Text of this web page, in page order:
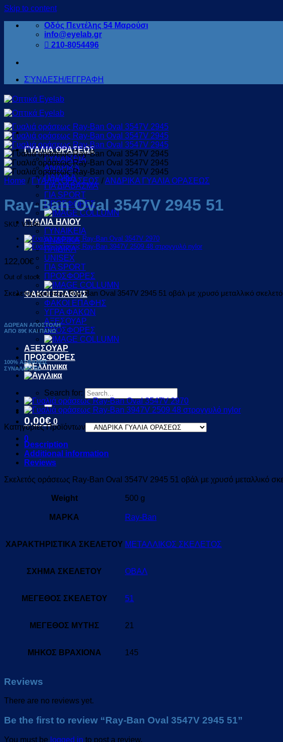
Skip to content
Οδός Πεντέλης 54 Μαρούσι
info@eyelab.gr
210-8054496
ΣΎΝΔΕΣΗ/ΕΓΓΡΑΦΗ
ΓΥΑΛΙΑ ΟΡΑΣΕΩΣ
ΓΥΝΑΙΚΕΙΑ
ΑΝΔΡΙΚΑ
ΠΑΙΔΙΚΑ
ΓΙΑ ΔΙΑΒΑΣΜΑ
ΓΙΑ SPORT
ΠΡΟΣΦΟΡΕΣ
ΓΥΑΛΙΑ ΗΛΙΟΥ
ΓΥΝΑΙΚΕΙΑ
ΑΝΔΡΙΚΑ
ΠΑΙΔΙΚΑ
UNISEX
ΓΙΑ SPORT
ΠΡΟΣΦΟΡΕΣ
ΦΑΚΟΙ ΕΠΑΦΗΣ
ΦΑΚΟΙ ΕΠΑΦΗΣ
ΥΓΡΑ ΦΑΚΩΝ
ΑΞΕΣΟΥΑΡ
ΠΡΟΣΦΟΡΕΣ
ΑΞΕΣΟΥΑΡ
ΠΡΟΣΦΟΡΕΣ
Search for:
0,00€ 0
0
Home / ΓΥΑΛΙΑ ΟΡΑΣΕΩΣ /ΑΝΔΡΙΚΑ ΓΥΑΛΙΑ ΟΡΑΣΕΩΣ
Ray-Ban Oval 3547V 2945 51
SKU: V3146
122,00€
Out of stock
Σκελετός οράσεως Ray-Ban Oval 3547V 2945 51 οβάλ με χρυσό μεταλλικό
ΔΩΡΕΑΝ ΑΠΟΣΤΟΛΗ
ΑΠΟ 89€ ΚΑΙ ΠΑΝΩ
100% ΑΣΦΑΛΕΙΣ
ΣΥΝΑΛΛΑΓΕΣ
Κατηγορίες Προϊόντων
Description
Additional information
Reviews
Σκελετός οράσεως Ray-Ban Oval 3547V 2945 51 οβάλ με χρυσό μεταλλικό
Weight 500 g
ΜΑΡΚΑ Ray-Ban
ΧΑΡΑΚΤΗΡΙΣΤΙΚΑ ΣΚΕΛΕΤΟΥ ΜΕΤΑΛΛΙΚΟΣ ΣΚΕΛΕΤΟΣ
ΣΧΗΜΑ ΣΚΕΛΕΤΟΥ ΟΒΑΛ
ΜΕΓΕΘΟΣ ΣΚΕΛΕΤΟΥ 51
ΜΕΓΕΘΟΣ ΜΥΤΗΣ 21
ΜΗΚΟΣ ΒΡΑΧΙΟΝΑ 145
Reviews
There are no reviews yet.
Be the first to review “Ray-Ban Oval 3547V 2945 51”
You must be logged in to post a review.